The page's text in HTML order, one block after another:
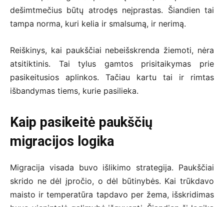
dešimtmečius būtų atrodęs neįprastas. Šiandien tai
tampa norma, kuri kelia ir smalsumą, ir nerimą.
Reiškinys, kai paukščiai nebeišskrenda žiemoti, nėra
atsitiktinis. Tai tylus gamtos prisitaikymas prie
pasikeitusios aplinkos. Tačiau kartu tai ir rimtas
išbandymas tiems, kurie pasilieka.
Kaip pasikeitė paukščių
migracijos logika
Migracija visada buvo išlikimo strategija. Paukščiai
skrido ne dėl įpročio, o dėl būtinybės. Kai trūkdavo
maisto ir temperatūra tapdavo per žema, išskridimas